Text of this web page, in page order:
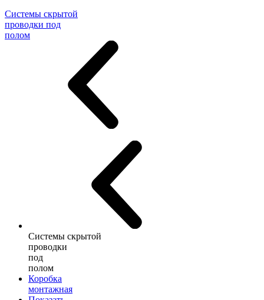
Системы скрытой
проводки под
полом
Системы скрытой
проводки
под
полом
Коробка
монтажная